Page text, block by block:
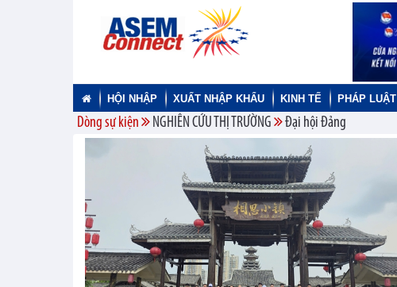
HỘI NHẬP XUẤT NHẬP KHẨU KINH TẾ PHÁP LUẬT
Dòng sự kiện NGHIÊN CỨU THỊ TRƯỜNG Đại hội Đảng